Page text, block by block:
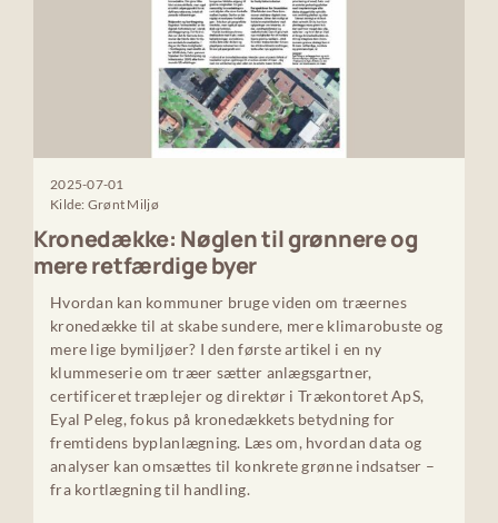
2025-07-01
Kilde: Grønt Miljø
Kronedække: Nøglen til grønnere og
mere retfærdige byer
Hvordan kan kommuner bruge viden om træernes
kronedække til at skabe sundere, mere klimarobuste og
mere lige bymiljøer? I den første artikel i en ny
klummeserie om træer sætter anlægsgartner,
certificeret træplejer og direktør i Trækontoret ApS,
Eyal Peleg, fokus på kronedækkets betydning for
fremtidens byplanlægning. Læs om, hvordan data og
analyser kan omsættes til konkrete grønne indsatser –
fra kortlægning til handling.